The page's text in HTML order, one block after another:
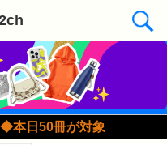
本日50冊が対象